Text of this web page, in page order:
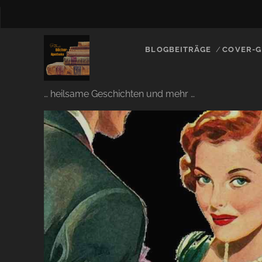
… heilsame Geschichten und mehr …
BLOGBEITRÄGE COVER-